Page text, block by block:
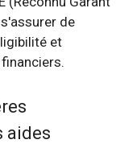
de
et
aides